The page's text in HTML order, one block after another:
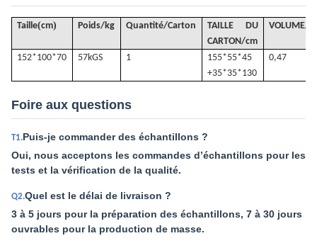
Taille(cm) Poids/kg Quantité/Carton
TAILLE DU
CARTON/cm
VOLUME/
152*100*70 57kGS 1
155*55*45
+35*35*130
0,47
Foire aux questions
T1.Puis-je commander des échantillons ?
Oui, nous acceptons les commandes d’échantillons pour les
tests et la vérification de la qualité.
Q2.Quel est le délai de livraison ?
3 à 5 jours pour la préparation des échantillons, 7 à 30 jours
ouvrables pour la production de masse.